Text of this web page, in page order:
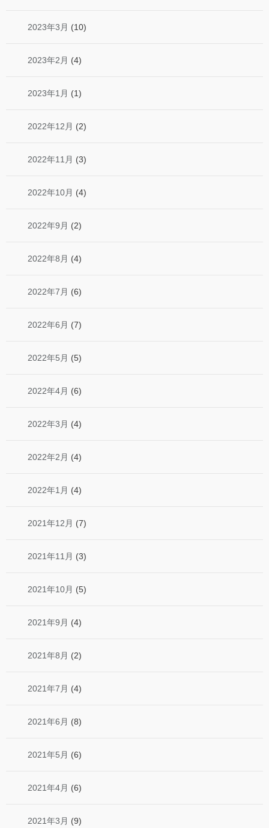
2023年3月 (10)
2023年2月 (4)
2023年1月 (1)
2022年12月 (2)
2022年11月 (3)
2022年10月 (4)
2022年9月 (2)
2022年8月 (4)
2022年7月 (6)
2022年6月 (7)
2022年5月 (5)
2022年4月 (6)
2022年3月 (4)
2022年2月 (4)
2022年1月 (4)
2021年12月 (7)
2021年11月 (3)
2021年10月 (5)
2021年9月 (4)
2021年8月 (2)
2021年7月 (4)
2021年6月 (8)
2021年5月 (6)
2021年4月 (6)
2021年3月 (9)